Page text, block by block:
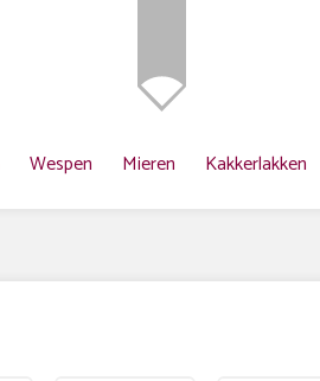
Wespen Mieren Kakkerlakken